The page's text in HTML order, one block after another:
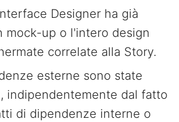
Designer ha già
mock-up o l'intero design
correlate alla Story.
esterne sono state
indipendentemente dal fatto
di dipendenze interne o